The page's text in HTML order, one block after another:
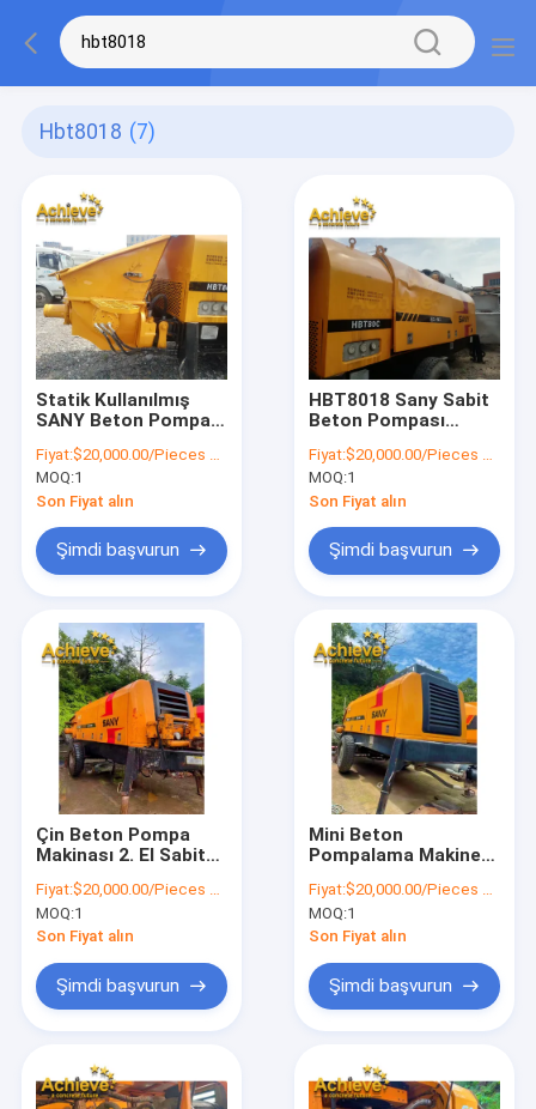
Hbt8018 (7)
Statik Kullanılmış
SANY Beton Pompası
HBT8018
Fiyat:$20,000.00/Pieces >=1 Pieces
MOQ:1
Son Fiyat alın
Şimdi başvurun
HBT8018 Sany Sabit
Beton Pompası
Üstü
Fiyat:$20,000.00/Pieces >=1 Pieces
MOQ:1
Son Fiyat alın
Şimdi başvurun
Çin Beton Pompa
Makinası 2. El Sabit
Fiyat:$20,000.00/Pieces >=1 Pieces
MOQ:1
Son Fiyat alın
Şimdi başvurun
Mini Beton
Pompalama Makinesi
Sabit Pompa Sany 60
80 Fiyat
Fiyat:$20,000.00/Pieces >=1 Pieces
MOQ:1
Son Fiyat alın
Şimdi başvurun